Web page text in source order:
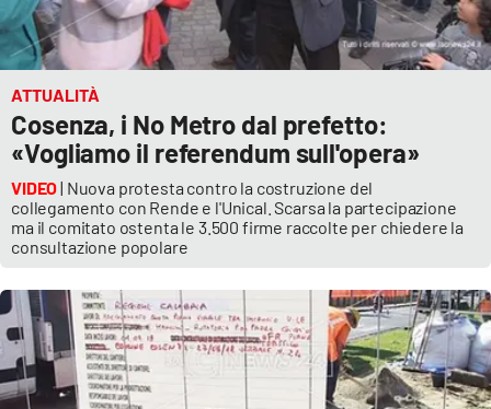
Destinazioni
Eventi
Food
Storie
LAC
NETWORK
Lacplay.it
Lactv.it
ATTUALITÀ
Cosenza, i No Metro dal prefetto:
«Vogliamo il referendum sull'opera»
VIDEO| Nuova protesta contro la costruzione del
collegamento con Rende e l'Unical. Scarsa la partecipazione
ma il comitato ostenta le 3.500 firme raccolte per chiedere la
consultazione popolare